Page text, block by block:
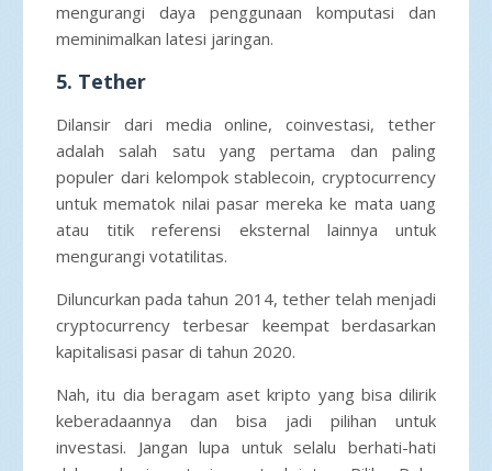
mengurangi daya penggunaan komputasi dan
meminimalkan latesi jaringan.
5. Tether
Dilansir dari media online, coinvestasi, tether
adalah salah satu yang pertama dan paling
populer dari kelompok stablecoin, cryptocurrency
untuk mematok nilai pasar mereka ke mata uang
atau titik referensi eksternal lainnya untuk
mengurangi votatilitas.
Diluncurkan pada tahun 2014, tether telah menjadi
cryptocurrency terbesar keempat berdasarkan
kapitalisasi pasar di tahun 2020.
Nah, itu dia beragam aset kripto yang bisa dilirik
keberadaannya dan bisa jadi pilihan untuk
investasi. Jangan lupa untuk selalu berhati-hati